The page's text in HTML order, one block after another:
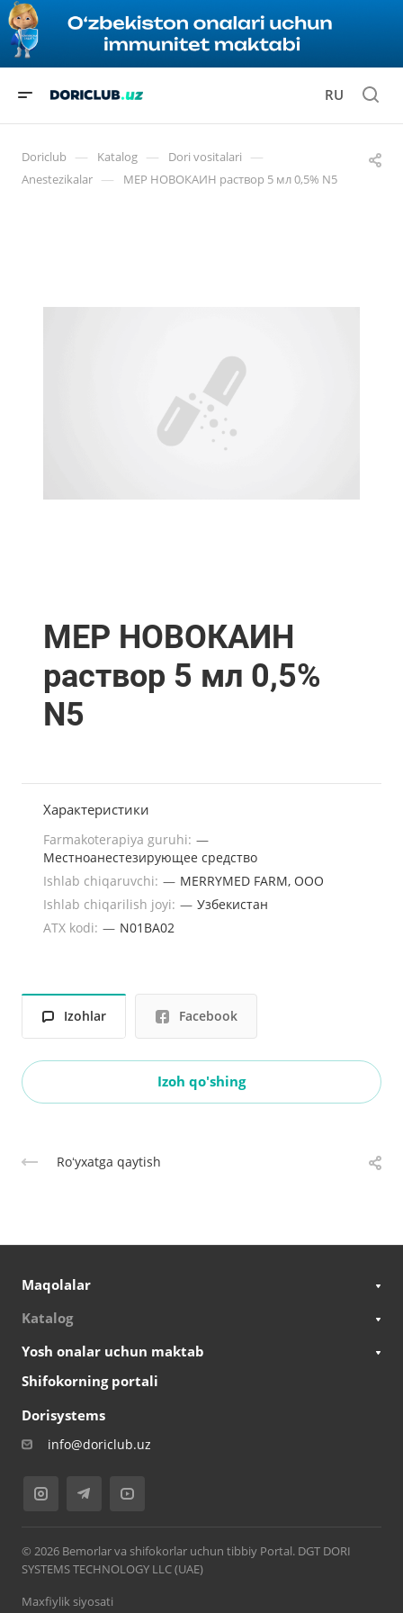
RU
Doriclub — Katalog — Dori vositalari —
Anestezikalar — МЕР НОВОКАИН раствор 5 мл 0,5% N5
МЕР НОВОКАИН
раствор 5 мл 0,5%
N5
Характеристики
Farmakoterapiya guruhi: —
Местноанестезирующее средство
Ishlab chiqaruvchi: — MERRYMED FARM, OOO
Ishlab chiqarilish joyi: — Узбекистан
ATX kodi: — N01ВА02
Izohlar Facebook
Izoh qo'shing
Roʻyxatga qaytish
Maqolalar
Katalog
Yosh onalar uchun maktab
Shifokorning portali
Dorisystems
info@doriclub.uz
© 2026 Bemorlar va shifokorlar uchun tibbiy Portal. DGT DORI
SYSTEMS TECHNOLOGY LLC (UAE)
Maxfiylik siyosati